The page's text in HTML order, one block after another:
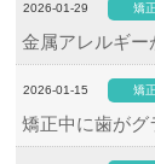
2026-01-29 矯
金属アレルギー
2026-01-15 矯
矯正中に歯がグ